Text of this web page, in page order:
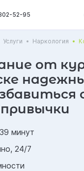
52-95
Услуги Наркология
от
минут
24/7